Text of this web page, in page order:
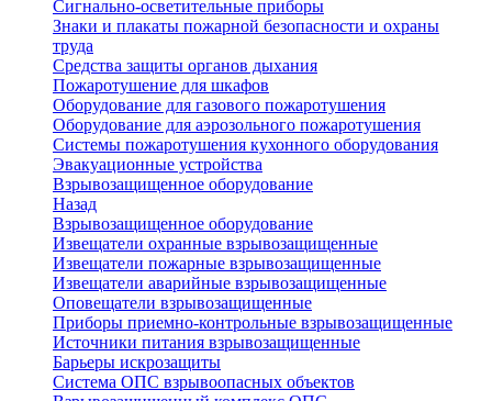
Сигнально-осветительные приборы
Знаки и плакаты пожарной безопасности и охраны
труда
Средства защиты органов дыхания
Пожаротушение для шкафов
Оборудование для газового пожаротушения
Оборудование для аэрозольного пожаротушения
Системы пожаротушения кухонного оборудования
Эвакуационные устройства
Взрывозащищенное оборудование
Назад
Взрывозащищенное оборудование
Извещатели охранные взрывозащищенные
Извещатели пожарные взрывозащищенные
Извещатели аварийные взрывозащищенные
Оповещатели взрывозащищенные
Приборы приемно-контрольные взрывозащищенные
Источники питания взрывозащищенные
Барьеры искрозащиты
Система ОПС взрывоопасных объектов